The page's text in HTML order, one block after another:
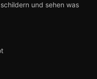
und sehen was